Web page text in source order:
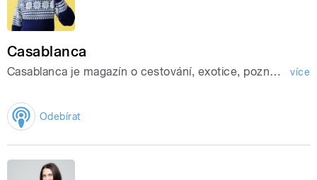
Casablanca
Casablanca je magazín o cestování, exotice, poznávání, outdoorových sportech a dobrodružství. více
Odebírat